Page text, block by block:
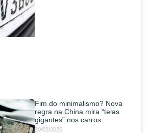
Fim do minimalismo? Nova
regra na China mira “telas
gigantes” nos carros
20/02/2026